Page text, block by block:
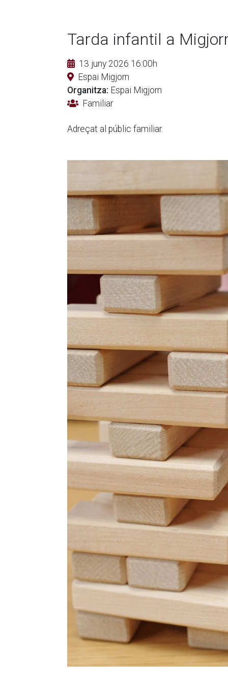
Tarda infantil a
13 juny 2026 16:00h
Espai Migjorn
Organitza: Espai Migjorn
Familiar
Adreçat al públic familiar.